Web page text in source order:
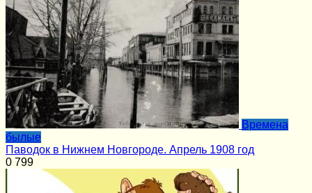
Времена
былые
Паводок в Нижнем Новгороде. Апрель 1908 год
0 799